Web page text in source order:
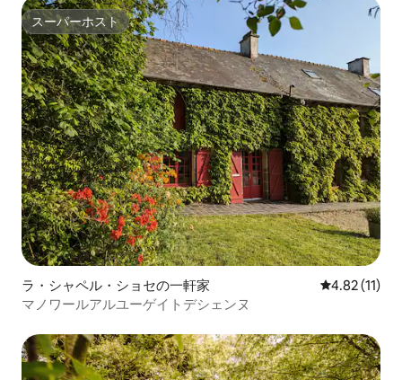
スーパーホスト
スーパーホスト
ラ・シャペル・ショセの一軒家 レビュー11
4.82 (11)
マノワールアルユーゲイトデシェンヌ